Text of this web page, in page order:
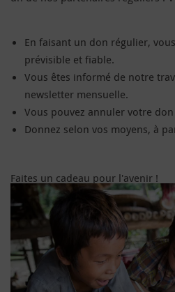
En faisant un don régulier,
prévisible et fiable.
Vous êtes informé de notre
newsletter mensuelle.
Vous pouvez annuler votre
Donnez selon vos moyens, à
Faites un cadeau pour l'avenir !